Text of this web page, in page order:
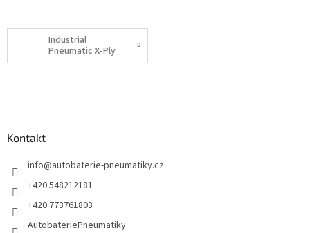
Industrial
Pneumatic X-Ply
Kontakt
info@autobaterie-pneumatiky.cz
+420 548212181
+420 773761803
AutobateriePneumatiky